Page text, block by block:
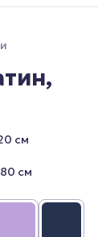
см
см